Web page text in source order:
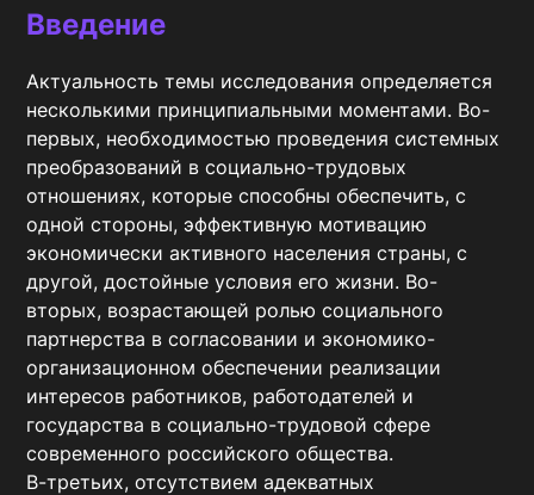
Введение
Актуальность темы исследования определяется
несколькими принципиальными моментами. Во-
первых, необходимостью проведения системных
преобразований в социально-трудовых
отношениях, которые способны обеспечить, с
одной стороны, эффективную мотивацию
экономически активного населения страны, с
другой, достойные условия его жизни. Во-
вторых, возрастающей ролью социального
партнерства в согласовании и экономико-
организационном обеспечении реализации
интересов работников, работодателей и
государства в социально-трудовой сфере
современного российского общества.
В-третьих, отсутствием адекватных